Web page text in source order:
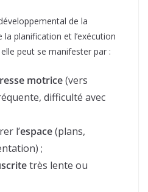
de la
planification et l’exécution
peut se manifester par :
motrice(vers
difficulté avec
l’espace(plans,
;
très lente ou